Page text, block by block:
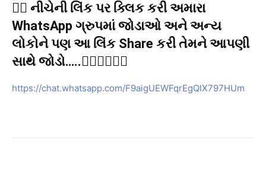
👉🏻 નીચેની લિંક પર ક્લિક કરી અમારા
WhatsApp ગ્રુપમાં જોડાઓ અને અન્ય
લોકોને પણ આ લિંક Share કરી તેમને આપણી
સાથે જોડો…..👇🏻👇🏻👇🏻
https://chat.whatsapp.com/F9aigUEWFqrEgQlX797HUm